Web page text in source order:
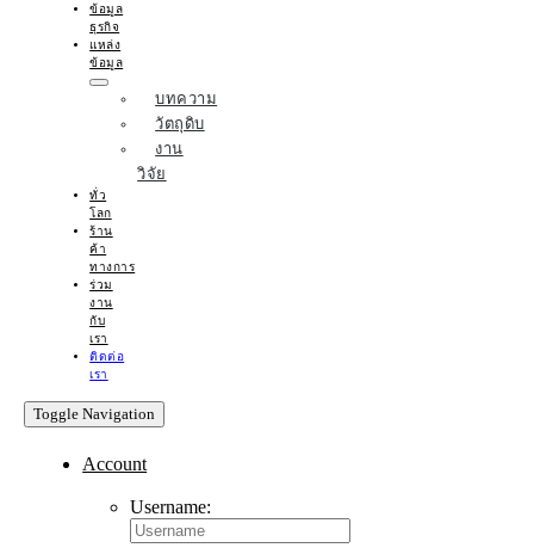
ข้อมูล
ธุรกิจ
แหล่ง
ข้อมูล
บทความ
วัตถุดิบ
งาน
วิจัย
ทั่ว
โลก
ร้าน
ค้า
ทางการ
ร่วม
งาน
กับ
เรา
ติดต่อ
เรา
Toggle Navigation
Account
Username: